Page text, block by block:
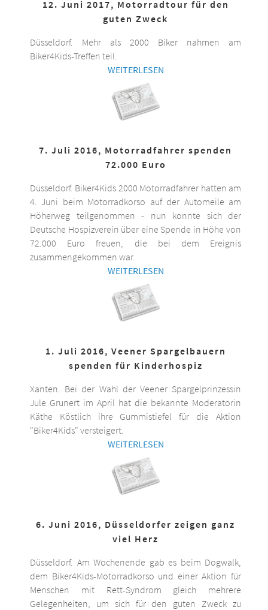
12. Juni 2017, Motorradtour für den
guten Zweck
Düsseldorf. Mehr als 2000 Biker nahmen am
Biker4Kids-Treffen teil.
WEITERLESEN
7. Juli 2016, Motorradfahrer spenden
72.000 Euro
Düsseldorf. Biker4Kids 2000 Motorradfahrer hatten am
4. Juni beim Motorradkorso auf der Automeile am
Höherweg teilgenommen - nun konnte sich der
Deutsche Hospizverein über eine Spende in Höhe von
72.000 Euro freuen, die bei dem Ereignis
zusammengekommen war.
WEITERLESEN
1. Juli 2016, Veener Spargelbauern
spenden für Kinderhospiz
Xanten. Bei der Wahl der Veener Spargelprinzessin
Jule Grunert im April hat die bekannte Moderatorin
Käthe Köstlich ihre Gummistiefel für die Aktion
"Biker4Kids" versteigert.
WEITERLESEN
6. Juni 2016, Düsseldorfer zeigen ganz
viel Herz
Düsseldorf. Am Wochenende gab es beim Dogwalk,
dem Biker4Kids-Motorradkorso und einer Aktion für
Menschen mit Rett-Syndrom gleich mehrere
Gelegenheiten, um sich für den guten Zweck zu